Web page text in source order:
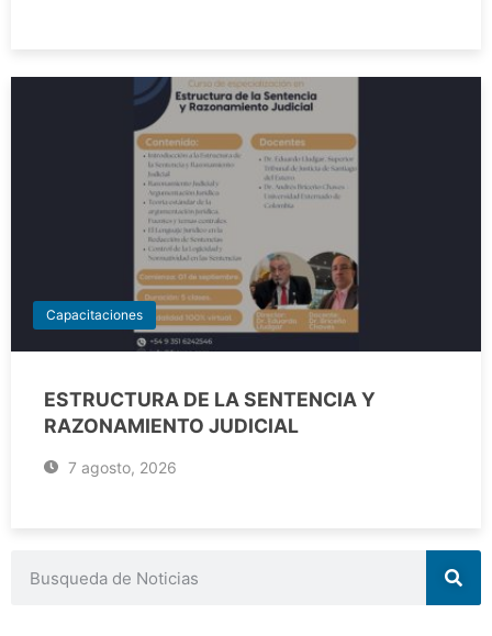
Capacitaciones
ESTRUCTURA DE LA SENTENCIA Y
RAZONAMIENTO JUDICIAL
7 agosto, 2026